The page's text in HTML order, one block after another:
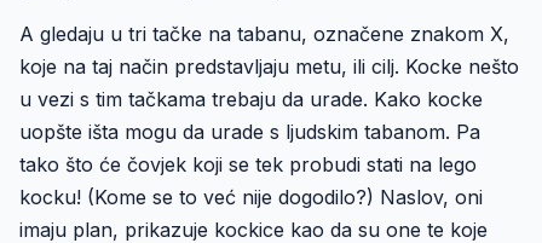
A gledaju u tri tačke na tabanu, označene znakom X,
koje na taj način predstavljaju metu, ili cilj. Kocke nešto
u vezi s tim tačkama trebaju da urade. Kako kocke
uopšte išta mogu da urade s ljudskim tabanom. Pa
tako što će čovjek koji se tek probudi stati na lego
kocku! (Kome se to već nije dogodilo?) Naslov, oni
imaju plan, prikazuje kockice kao da su one te koje